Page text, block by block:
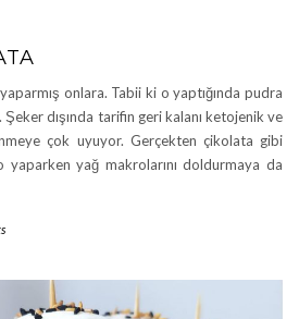
onlara. Tabii ki o yaptığında pudra
dışında tarifin geri kalanı ketojenik ve
çok uyuyor. Gerçekten çikolata gibi
yaparken yağ makrolarını doldurmaya da